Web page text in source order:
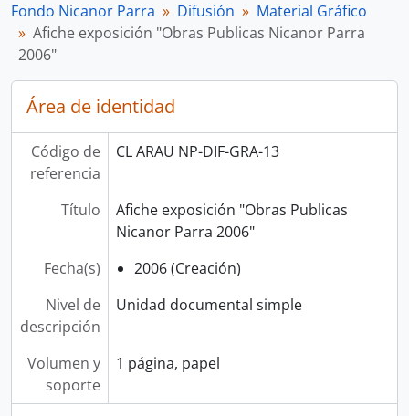
Fondo Nicanor Parra Difusión
Material Gráfico
Afiche exposición "Obras Publicas Nicanor Parra
2006"
Área de identidad
Código de
referencia
CL ARAU NP-DIF-GRA-13
Título
Afiche exposición "Obras Publicas
Nicanor Parra 2006"
Fecha(s)
2006 (Creación)
Nivel de
descripción
Unidad documental simple
Volumen y
soporte
1 página, papel